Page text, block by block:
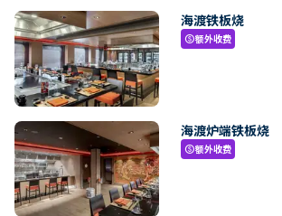
海渡铁板烧
paid额外收费
海渡炉端铁板烧
paid额外收费